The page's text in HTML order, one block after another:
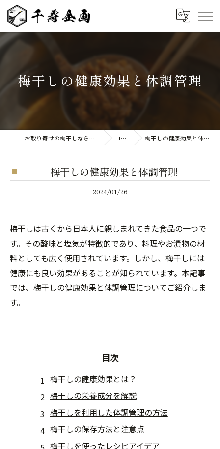
梅干しの健康効果と体調管理
お取り寄せの梅干しなら千寿企画 コラム 梅干しの健康効果と体調管理
梅干しの健康効果と体調管理
2024/01/26
梅干しは古くから日本人に親しまれてきた食品の一つで
す。その酸味と塩気が特徴的であり、料理やお漬物の材
料としても広く使用されています。しかし、梅干しには
健康にも良い効果があることが知られています。本記事
では、梅干しの健康効果と体調管理についてご紹介しま
す。
目次
梅干しの健康効果とは？
梅干しの栄養成分を解説
梅干しを利用した体調管理の方法
梅干しの保存方法と注意点
梅干しを使ったレシピアイデア